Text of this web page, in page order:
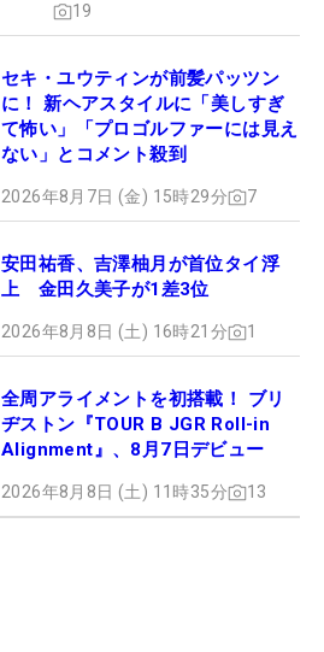
19
セキ・ユウティンが前髪パッツン
に！ 新ヘアスタイルに「美しすぎ
て怖い」「プロゴルファーには見え
ない」とコメント殺到
2026年8月7日 (金) 15時29分 7
安田祐香、吉澤柚月が首位タイ浮
上 金田久美子が1差3位
2026年8月8日 (土) 16時21分 1
全周アライメントを初搭載！ ブリ
ヂストン『TOUR B JGR Roll-in
Alignment』、8月7日デビュー
2026年8月8日 (土) 11時35分 13